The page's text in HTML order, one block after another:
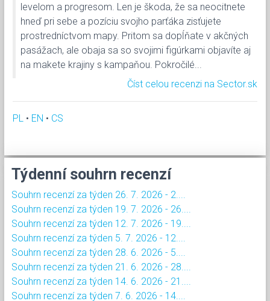
levelom a progresom. Len je škoda, že sa neocitnete
hneď pri sebe a pozíciu svojho parťáka zisťujete
prostredníctvom mapy. Pritom sa dopĺňate v akčných
pasážach, ale obaja sa so svojimi figúrkami objavíte aj
na makete krajiny s kampaňou. Pokročilé...
Číst celou recenzi na Sector.sk
PL • EN • CS
Týdenní souhrn recenzí
Souhrn recenzí za týden 26. 7. 2026 - 2....
Souhrn recenzí za týden 19. 7. 2026 - 26....
Souhrn recenzí za týden 12. 7. 2026 - 19....
Souhrn recenzí za týden 5. 7. 2026 - 12....
Souhrn recenzí za týden 28. 6. 2026 - 5....
Souhrn recenzí za týden 21. 6. 2026 - 28....
Souhrn recenzí za týden 14. 6. 2026 - 21....
Souhrn recenzí za týden 7. 6. 2026 - 14....